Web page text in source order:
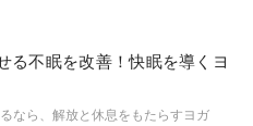
る不眠を改善！快眠を導くヨ
なら、解放と休息をもたらすヨガ